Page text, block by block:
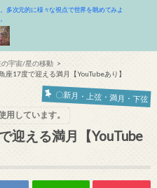
多次元的に様々な視点で世界を眺めてみよ
の宇宙/星の移動
座17度で迎える満月【YouTubeあり】
〇新月・上弦・満月・下弦
用しています。
迎える満月【YouTube